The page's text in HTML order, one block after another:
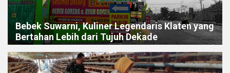
Bebek Suwarni, Kuliner Legendaris Klaten yang
Bertahan Lebih dari Tujuh Dekade